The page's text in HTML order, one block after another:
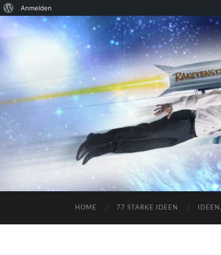
Über
WordPress
Anmelden
HOME 77 STARKE IDEEN